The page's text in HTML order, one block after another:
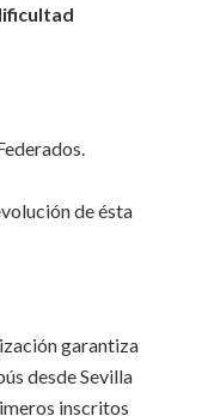
de ésta
garantiza
desde Sevilla
inscritos